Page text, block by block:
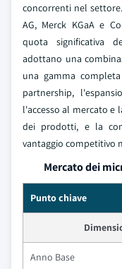
concorrenti nel
AG, Merck KGaA e
quota significativa
adottano una
una gamma
partnership,
l'accesso al mercato e
dei prodotti, e la
vantaggio competitivo
Mercato dei
Punto chiave
Anno Base